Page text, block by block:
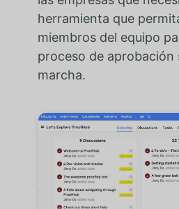
herramienta que
miembros del equipo
proceso de aprobación
marcha.